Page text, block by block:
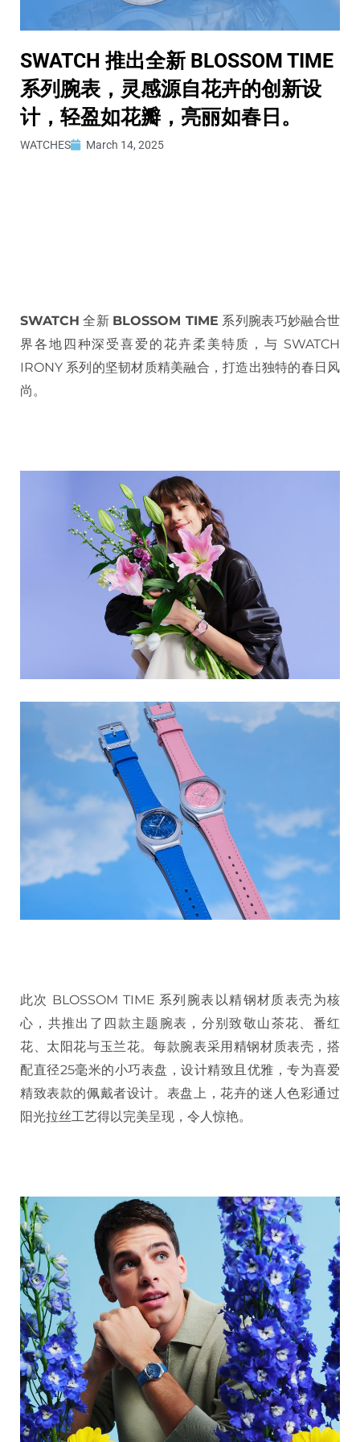
SWATCH 推出全新 BLOSSOM TIME
系列腕表，灵感源自花卉的创新设
计，轻盈如花瓣，亮丽如春日。
WATCHES March 14, 2025
SWATCH 全新 BLOSSOM TIME 系列腕表巧妙融合世
界各地四种深受喜爱的花卉柔美特质，与 SWATCH
IRONY 系列的坚韧材质精美融合，打造出独特的春日风
尚。
此次 BLOSSOM TIME 系列腕表以精钢材质表壳为核
心，共推出了四款主题腕表，分别致敬山茶花、番红
花、太阳花与玉兰花。每款腕表采用精钢材质表壳，搭
配直径25毫米的小巧表盘，设计精致且优雅，专为喜爱
精致表款的佩戴者设计。表盘上，花卉的迷人色彩通过
阳光拉丝工艺得以完美呈现，令人惊艳。